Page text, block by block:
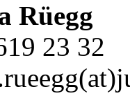
Rüegg
23 32